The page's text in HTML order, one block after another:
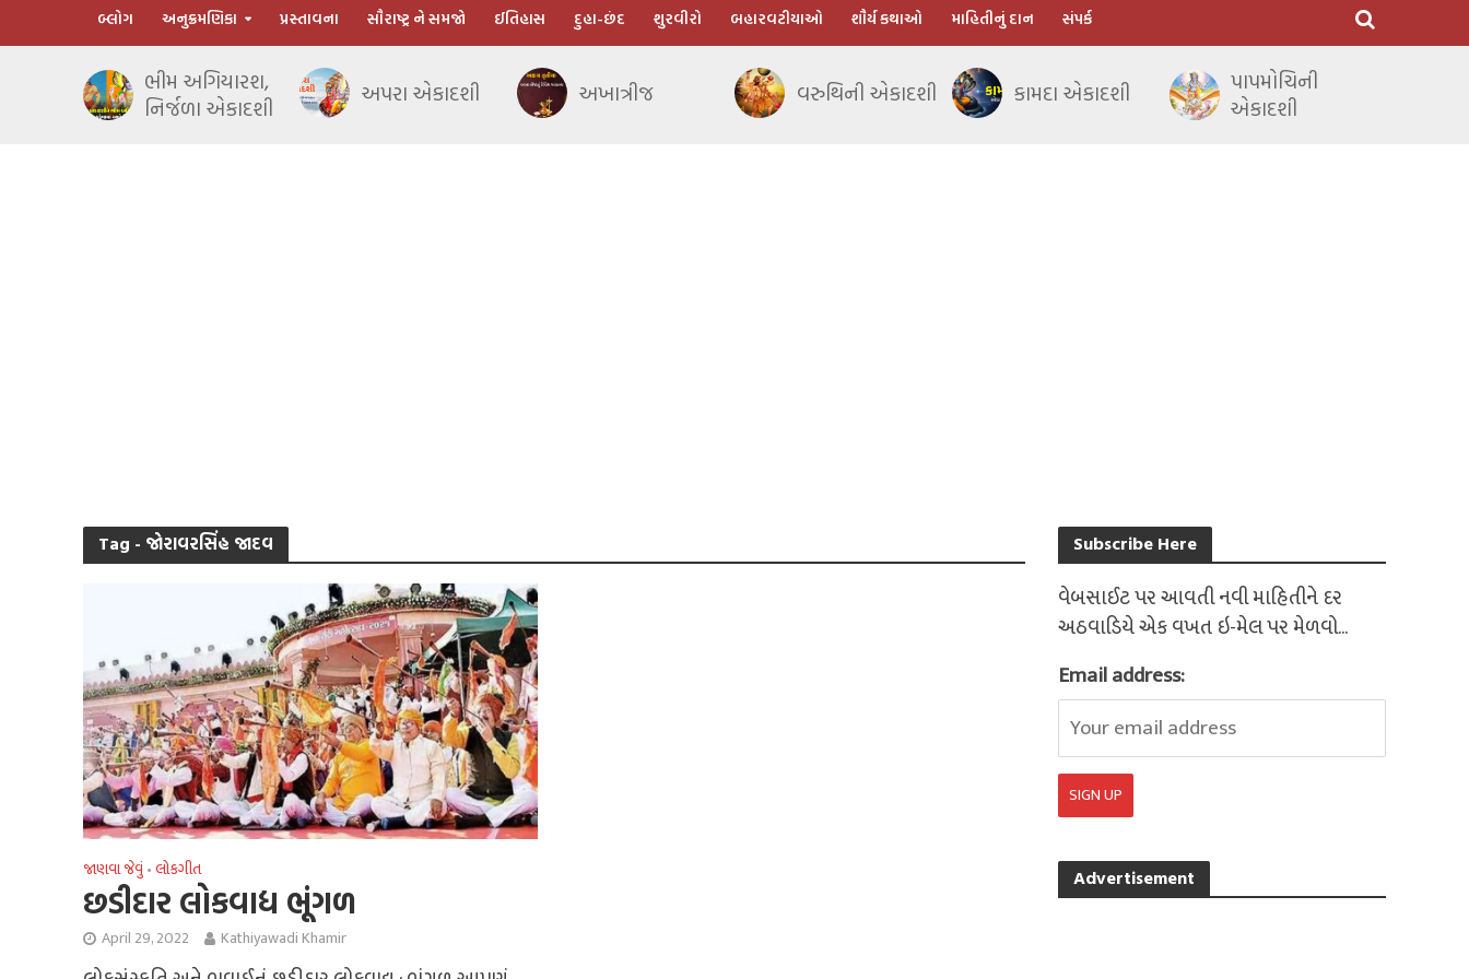
બ્લોગ અનુક્રમણિકા પ્રસ્તાવના સૌરાષ્ટ્ર ને સમજો ઈતિહાસ દુહા-છંદ શુરવીરો બહારવટીયાઓ શૌર્ય કથાઓ માહિતીનું દાન સંપર્ક
ભીમ અગિયારશ,
નિર્જળા એકાદશી
અપરા એકાદશી અખાત્રીજ વરુથિની એકાદશી કામદા એકાદશી
પાપમોચિની
એકાદશી
Tag - જોરાવરસિંહ જાદવ
જાણવા જેવું •લોકગીત
છડીદાર લોકવાદ્ય ભૂંગળ
April 29, 2022 Kathiyawadi Khamir
Subscribe Here
વેબસાઈટ પર આવતી નવી માહિતીને દર
અઠવાડિયે એક વખત ઇ-મેલ પર મેળવો...
Email address:
Advertisement